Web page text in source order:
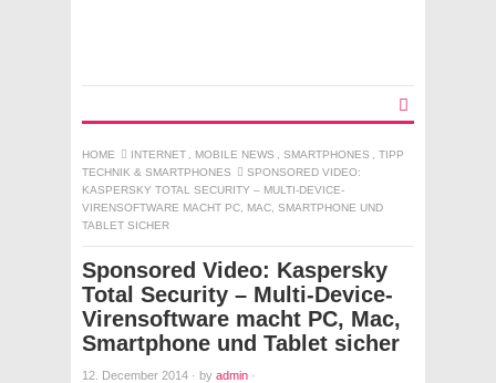
HOME INTERNET MOBILE NEWS SMARTPHONES
TIPP
TECHNIK & SMARTPHONES
SPONSORED VIDEO:
KASPERSKY TOTAL SECURITY – MULTI-DEVICE-
VIRENSOFTWARE MACHT PC, MAC, SMARTPHONE UND
TABLET SICHER
Sponsored Video: Kaspersky
Total Security – Multi-Device-
Virensoftware macht PC, Mac,
Smartphone und Tablet sicher
12. December 2014 · by admin ·